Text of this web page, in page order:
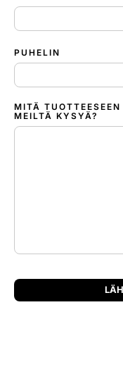
PUHELIN
MITÄ
MEILTÄ KYSYÄ?